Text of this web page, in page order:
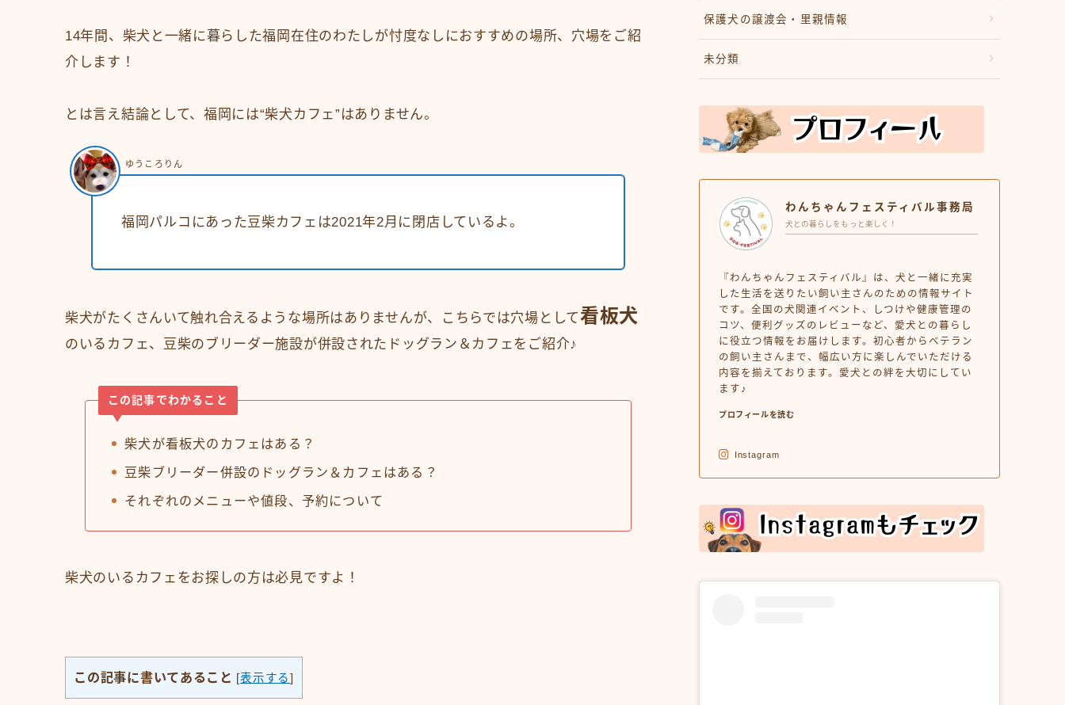
14年間、柴犬と一緒に暮らした福岡在住のわたしが忖度なしにおすすめの場所、穴場をご紹
介します！
とは言え結論として、福岡には“柴犬カフェ”はありません。
福岡パルコにあった豆柴カフェは2021年2月に閉店しているよ。
ゆうころりん
柴犬がたくさんいて触れ合えるような場所はありませんが、こちらでは穴場として看板犬
のいるカフェ、豆柴のブリーダー施設が併設されたドッグラン＆カフェをご紹介♪
この記事でわかること
柴犬が看板犬のカフェはある？
豆柴ブリーダー併設のドッグラン＆カフェはある？
それぞれのメニューや値段、予約について
柴犬のいるカフェをお探しの方は必見ですよ！
この記事に書いてあること [表示する]
保護犬の譲渡会・里親情報
未分類
わんちゃんフェスティバル事務局
犬との暮らしをもっと楽しく！
『わんちゃんフェスティバル』は、犬と一緒に充実
した生活を送りたい飼い主さんのための情報サイト
です。全国の犬関連イベント、しつけや健康管理の
コツ、便利グッズのレビューなど、愛犬との暮らし
に役立つ情報をお届けします。初心者からベテラン
の飼い主さんまで、幅広い方に楽しんでいただける
内容を揃えております。愛犬との絆を大切にしてい
ます♪
プロフィールを読む
Instagram